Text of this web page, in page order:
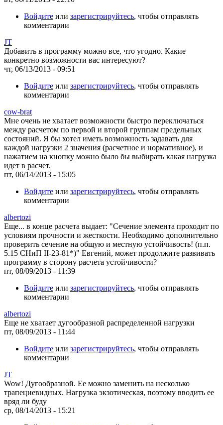
Войдите или зарегистрируйтесь, чтобы отправлять
комментарии
JT
Добавить в программу можно все, что угодно. Какие
конкретно возможности вас интересуют?
чт, 06/13/2013 - 09:51
Войдите или зарегистрируйтесь, чтобы отправлять
комментарии
cow-brat
Мне очень не хватает возможности быстро переключаться
между расчетом по первой и второй группам предельных
состояний. Я бы хотел иметь возможность задавать для
каждой нагрузки 2 значения (расчетное и нормативное), и
нажатием на кнопку можно было бы выбирать какая нагрузка
идет в расчет.
пт, 06/14/2013 - 15:05
Войдите или зарегистрируйтесь, чтобы отправлять
комментарии
albertozi
Еще... в конце расчета выдает: "Сечение элемента проходит по
условиям прочности и жесткости. Необходимо дополнительно
проверить сечение на общую и местную устойчивость! (п.п.
5.15 СНиП II-23-81*)" Евгений, может продолжите развивать
программу в сторону расчета устойчивости?
пт, 08/09/2013 - 11:39
Войдите или зарегистрируйтесь, чтобы отправлять
комментарии
albertozi
Еще не хватает дугообразной распределенной нагрузки
пт, 08/09/2013 - 11:44
Войдите или зарегистрируйтесь, чтобы отправлять
комментарии
JT
Wow! Дугообразной. Ее можно заменить на несколько
трапециевидных. Нагрузка экзотическая, поэтому вводить ее
вряд ли буду
ср, 08/14/2013 - 15:21